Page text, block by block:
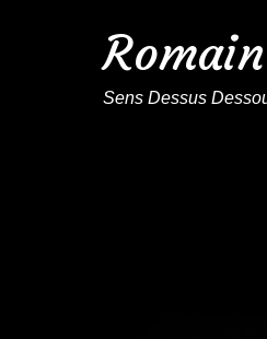
Sens Dessus
En